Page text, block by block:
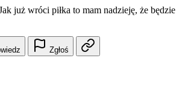
już wróci piłka to mam nadzieję, że będzie
Zgłoś